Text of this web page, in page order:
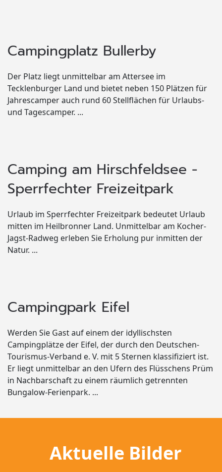
Campingplatz Bullerby
Der Platz liegt unmittelbar am Attersee im
Tecklenburger Land und bietet neben 150 Plätzen für
Jahrescamper auch rund 60 Stellflächen für Urlaubs-
und Tagescamper. ...
Camping am Hirschfeldsee -
Sperrfechter Freizeitpark
Urlaub im Sperrfechter Freizeitpark bedeutet Urlaub
mitten im Heilbronner Land. Unmittelbar am Kocher-
Jagst-Radweg erleben Sie Erholung pur inmitten der
Natur. ...
Campingpark Eifel
Werden Sie Gast auf einem der idyllischsten
Campingplätze der Eifel, der durch den Deutschen-
Tourismus-Verband e. V. mit 5 Sternen klassifiziert ist.
Er liegt unmittelbar an den Ufern des Flüsschens Prüm
in Nachbarschaft zu einem räumlich getrennten
Bungalow-Ferienpark. ...
Aktuelle Bilder